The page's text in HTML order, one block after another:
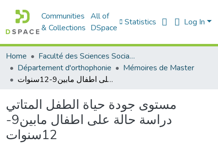
Communities
& Collections
All of
DSpace
Statistics Log In
Home
Faculté des Sciences Sociales
Département d'orthophonie
Mémoires de Master
مستوى جودة حياة الطفل المتاتي دراسة حالة على اطفال مابين9-12سنوات
مستوى جودة حياة الطفل المتاتي
دراسة حالة على اطفال مابين9-
12سنوات